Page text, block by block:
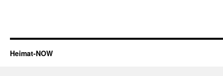
Heimat-NOW